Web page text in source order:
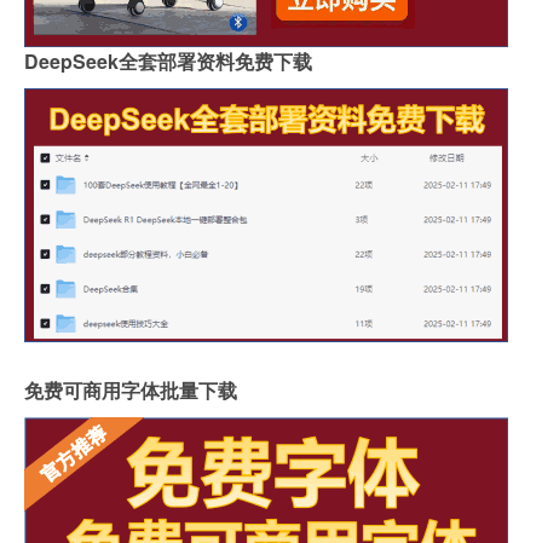
DeepSeek全套部署资料免费下载
免费可商用字体批量下载